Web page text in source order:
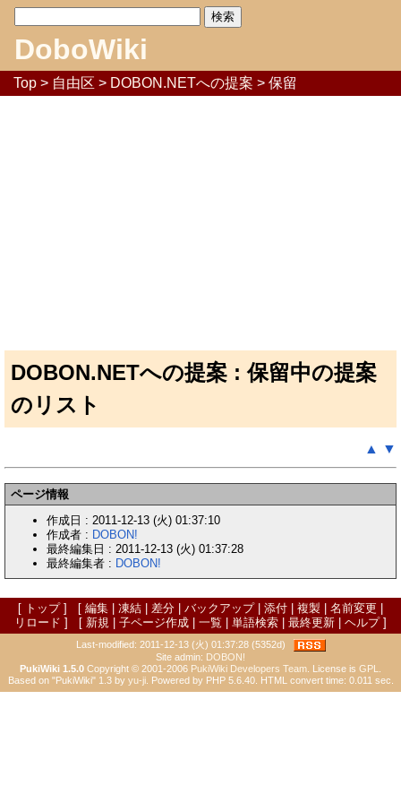
DoboWiki
Top > 自由区 > DOBON.NETへの提案 > 保留
DOBON.NETへの提案 : 保留中の提案
のリスト
▲ ▼
ページ情報
作成日 : 2011-12-13 (火) 01:37:10
作成者 : DOBON!
最終編集日 : 2011-12-13 (火) 01:37:28
最終編集者 : DOBON!
[ トップ] [ 編集 凍結 差分 バックアップ| 添付 複製 名前変更
リロード ] [ 新規 子ページ作成 一覧 単語検索 最終更新 ヘルプ]
Last-modified: 2011-12-13 (火) 01:37:28 (5352d)
Site admin: DOBON!
PukiWiki 1.5.0 Copyright © 2001-2006 PukiWiki Developers Team . License is GPL
Based on "PukiWiki" 1.3 by yu-ji. Powered by PHP 5.6.40. HTML convert time: 0.011 sec.